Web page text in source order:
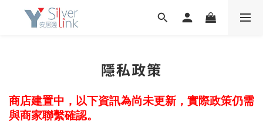
隱私政策
商店建置中，以下資訊為尚未更新，實際政策仍需
與商家聯繫確認。